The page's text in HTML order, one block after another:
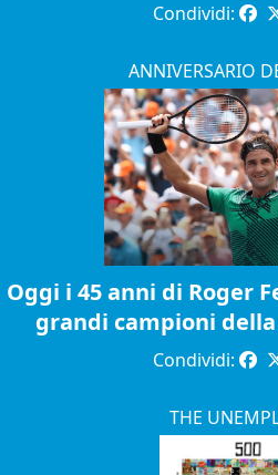
Condividi:
ANNIVERSARIO
Oggi i 45 anni di Roger
grandi campioni
Condividi:
THE